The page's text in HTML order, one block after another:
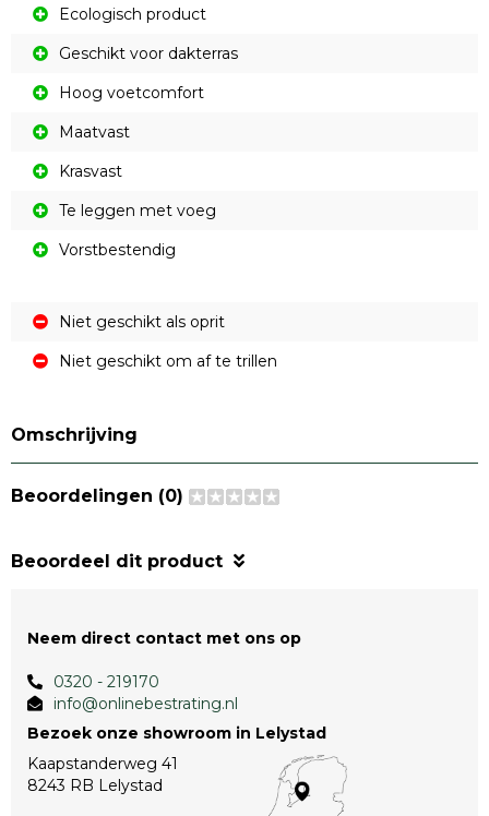
Ecologisch product
Geschikt voor dakterras
Hoog voetcomfort
Maatvast
Krasvast
Te leggen met voeg
Vorstbestendig
Niet geschikt als oprit
Niet geschikt om af te trillen
Omschrijving
Beoordelingen (0)
Beoordeel dit product
Neem direct contact met ons op
0320 - 219170
info@onlinebestrating.nl
Bezoek onze showroom in Lelystad
Kaapstanderweg 41
8243 RB Lelystad